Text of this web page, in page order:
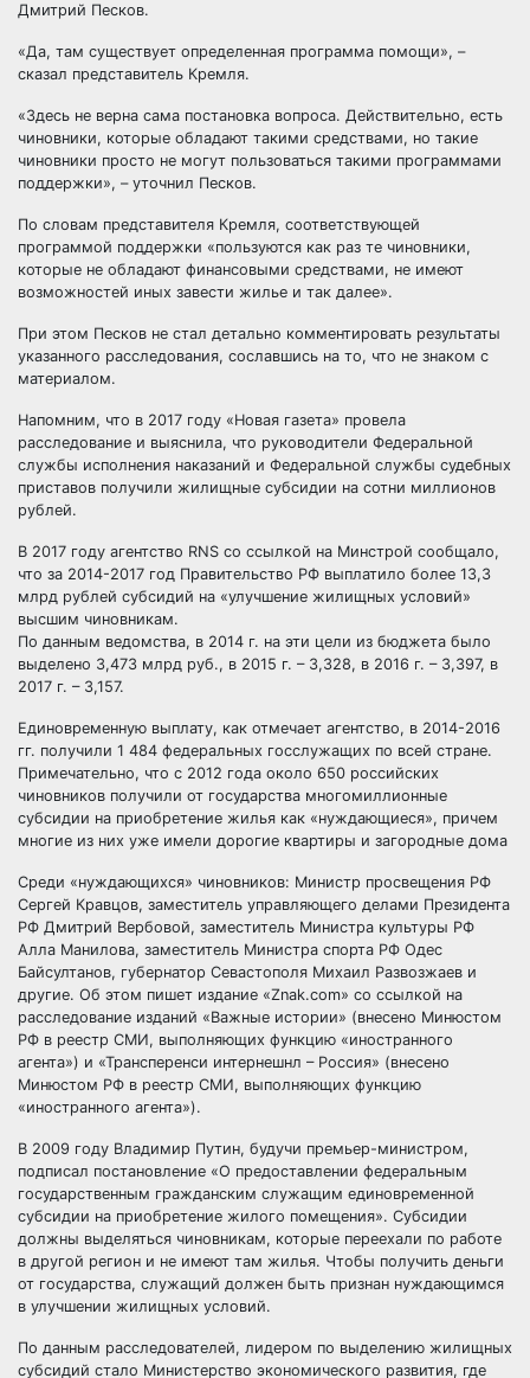
Дмитрий Песков.
«Да, там существует определенная программа помощи», –
сказал представитель Кремля.
«Здесь не верна сама постановка вопроса. Действительно, есть
чиновники, которые обладают такими средствами, но такие
чиновники просто не могут пользоваться такими программами
поддержки», – уточнил Песков.
По словам представителя Кремля, соответствующей
программой поддержки «пользуются как раз те чиновники,
которые не обладают финансовыми средствами, не имеют
возможностей иных завести жилье и так далее».
При этом Песков не стал детально комментировать результаты
указанного расследования, сославшись на то, что не знаком с
материалом.
Напомним, что в 2017 году «Новая газета» провела
расследование и выяснила, что руководители Федеральной
службы исполнения наказаний и Федеральной службы судебных
приставов получили жилищные субсидии на сотни миллионов
рублей.
В 2017 году агентство RNS со ссылкой на Минстрой сообщало,
что за 2014-2017 год Правительство РФ выплатило более 13,3
млрд рублей субсидий на «улучшение жилищных условий»
высшим чиновникам.
По данным ведомства, в 2014 г. на эти цели из бюджета было
выделено 3,473 млрд руб., в 2015 г. – 3,328, в 2016 г. – 3,397, в
2017 г. – 3,157.
Единовременную выплату, как отмечает агентство, в 2014-2016
гг. получили 1 484 федеральных госслужащих по всей стране.
Примечательно, что с 2012 года около 650 российских
чиновников получили от государства многомиллионные
субсидии на приобретение жилья как «нуждающиеся», причем
многие из них уже имели дорогие квартиры и загородные дома
Среди «нуждающихся» чиновников: Министр просвещения РФ
Сергей Кравцов, заместитель управляющего делами Президента
РФ Дмитрий Вербовой, заместитель Министра культуры РФ
Алла Манилова, заместитель Министра спорта РФ Одес
Байсултанов, губернатор Севастополя Михаил Развозжаев и
другие. Об этом пишет издание «Znak.com» со ссылкой на
расследование изданий «Важные истории» (внесено Минюстом
РФ в реестр СМИ, выполняющих функцию «иностранного
агента») и «Трансперенси интернешнл – Россия» (внесено
Минюстом РФ в реестр СМИ, выполняющих функцию
«иностранного агента»).
В 2009 году Владимир Путин, будучи премьер-министром,
подписал постановление «О предоставлении федеральным
государственным гражданским служащим единовременной
субсидии на приобретение жилого помещения». Субсидии
должны выделяться чиновникам, которые переехали по работе
в другой регион и не имеют там жилья. Чтобы получить деньги
от государства, служащий должен быть признан нуждающимся
в улучшении жилищных условий.
По данным расследователей, лидером по выделению жилищных
субсидий стало Министерство экономического развития, где